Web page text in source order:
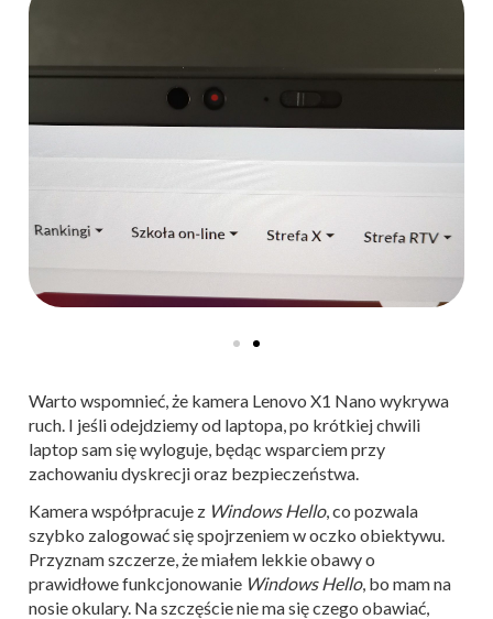
Warto wspomnieć, że kamera Lenovo X1 Nano wykrywa
ruch. I jeśli odejdziemy od laptopa, po krótkiej chwili
laptop sam się wyloguje, będąc wsparciem przy
zachowaniu dyskrecji oraz bezpieczeństwa.
Kamera współpracuje z Windows Hello, co pozwala
szybko zalogować się spojrzeniem w oczko obiektywu.
Przyznam szczerze, że miałem lekkie obawy o
prawidłowe funkcjonowanie Windows Hello, bo mam na
nosie okulary. Na szczęście nie ma się czego obawiać,